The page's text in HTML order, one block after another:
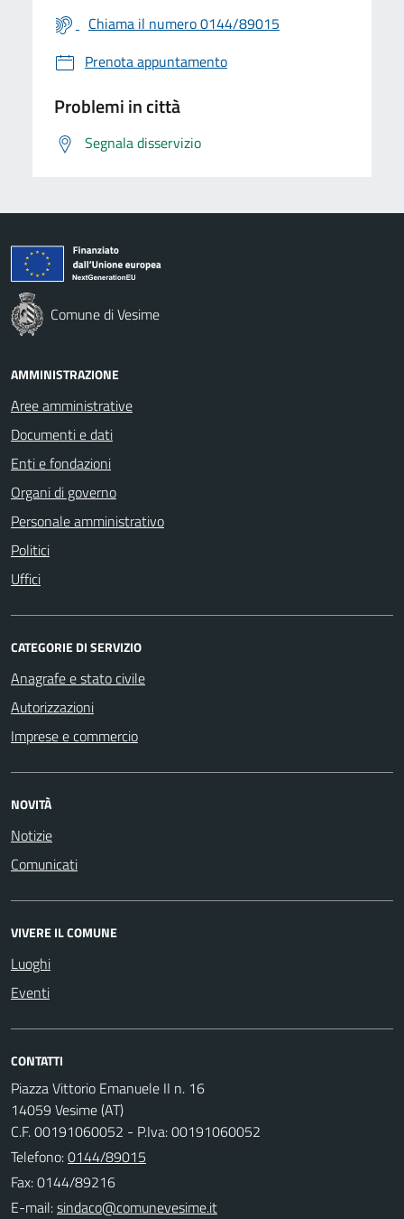
Chiama il numero 0144/89015
Prenota appuntamento
Problemi in città
Segnala disservizio
Comune di Vesime
AMMINISTRAZIONE
Aree amministrative
Documenti e dati
Enti e fondazioni
Organi di governo
Personale amministrativo
Politici
Uffici
CATEGORIE DI SERVIZIO
Anagrafe e stato civile
Autorizzazioni
Imprese e commercio
NOVITÀ
Notizie
Comunicati
VIVERE IL COMUNE
Luoghi
Eventi
CONTATTI
Piazza Vittorio Emanuele II n. 16
14059 Vesime (AT)
C.F. 00191060052 - P.Iva: 00191060052
Telefono:0144/89015
Fax: 0144/89216
E-mail: